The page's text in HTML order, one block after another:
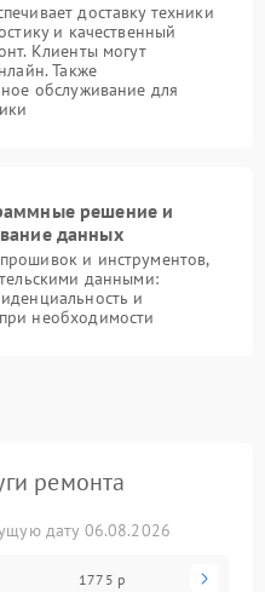
доставку техники
и качественный
Клиенты могут
Также
обслуживание для
решение и
данных
и инструментов,
данными:
и
необходимости
ремонта
дату 06.08.2026
1775 р